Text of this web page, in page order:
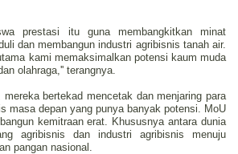
prestasi itu guna membangkitkan minat
dan membangun industri agribisnis tanah air.
kami memaksimalkan potensi kaum muda
olahraga,'' terangnya.
mereka bertekad mencetak dan menjaring para
masa depan yang punya banyak potensi. MoU
kemitraan erat. Khususnya antara dunia
agribisnis dan industri agribisnis menuju
pangan nasional.